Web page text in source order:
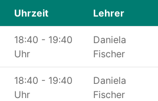
Uhrzeit Lehrer
18:40 - 19:40
Uhr
Daniela
Fischer
18:40 - 19:40
Uhr
Daniela
Fischer